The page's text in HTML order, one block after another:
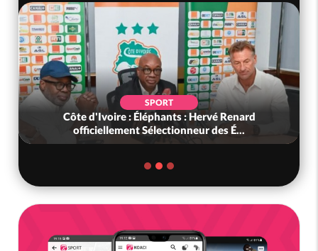
SPORT
Côte d'Ivoire : Éléphants : Hervé Renard
officiellement Sélectionneur des É...